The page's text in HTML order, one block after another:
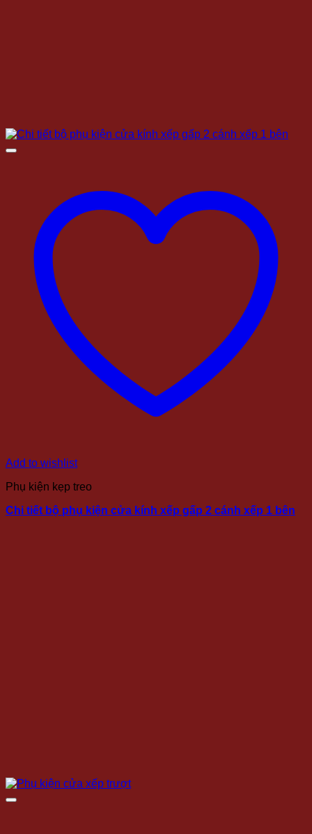
Add to wishlist
Phụ kiện kẹp treo
Chi tiết bộ phụ kiện cửa kính xếp gấp 2 cánh xếp 1 bên